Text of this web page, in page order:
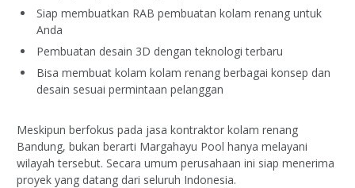
Siap membuatkan RAB pembuatan kolam renang untuk
Anda
Pembuatan desain 3D dengan teknologi terbaru
Bisa membuat kolam kolam renang berbagai konsep dan
desain sesuai permintaan pelanggan
Meskipun berfokus pada jasa kontraktor kolam renang
Bandung, bukan berarti Margahayu Pool hanya melayani
wilayah tersebut. Secara umum perusahaan ini siap menerima
proyek yang datang dari seluruh Indonesia.